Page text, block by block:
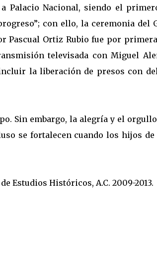
Palacio Nacional, siendo el
con ello, la ceremonia del
Pascual Ortiz Rubio fue por
televisada con Miguel
la liberación de presos con
Sin embargo, la alegría y el
se fortalecen cuando los hijos de
Estudios Históricos, A.C. 2009-2013.